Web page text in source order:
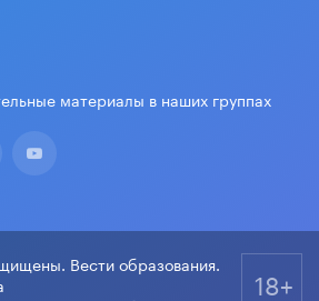
материалы в наших группах
Вести образования.
18+